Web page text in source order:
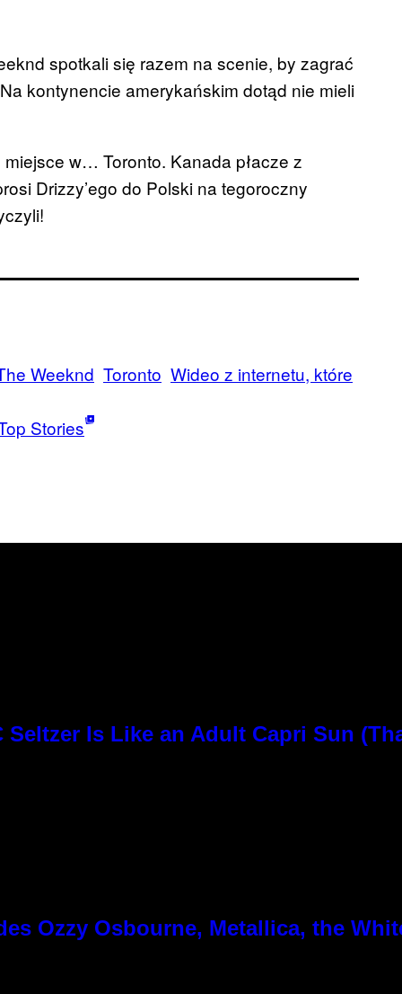
spotkali się razem na scenie, by zagrać
kontynencie amerykańskim dotąd nie mieli
w… Toronto. Kanada płacze z
Drizzy’ego do Polski na tegoroczny
Weeknd Toronto Wideo z internetu, które
Stories
Is Like an Adult Capri Sun
Ozzy Osbourne, Metallica, the